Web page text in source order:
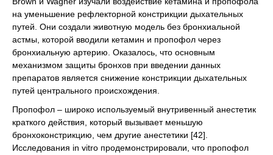
на уменьшение рефлекторной констрикции дыхательных
путей. Они создали животную модель без бронхиальной
астмы, которой вводили кетамин и пропофол через
бронхиальную артерию. Оказалось, что основным
механизмом защиты бронхов при введении данных
препаратов является снижение констрикции дыхательных
путей центрального происхождения.
Пропофол – широко используемый внутривенный анестетик
краткого действия, который вызывает меньшую
бронхоконстрикцию, чем другие анестетики [42].
Исследования in vitro продемонстрировали, что пропофол